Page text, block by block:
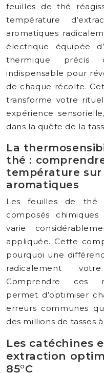
feuilles de thé
température
aromatiques
électrique équipée
thermique
indispensable pour
de chaque récolte.
transforme votre
expérience
dans la quête de la
La
thé :
température sur
aromatiques
Les feuilles de thé
composés
varie
appliquée. Cette
pourquoi une
radicalement
Comprendre ces
permet d’optimiser
erreurs communes
des millions de tasses
Les catéchines
extraction
85°C